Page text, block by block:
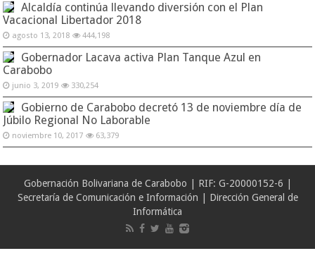
Alcaldía continúa llevando diversión con el Plan
Vacacional Libertador 2018
agosto 13, 2018 444,198
Gobernador Lacava activa Plan Tanque Azul en
Carabobo
junio 3, 2019 330,254
Gobierno de Carabobo decretó 13 de noviembre día de
Júbilo Regional No Laborable
noviembre 10, 2017 63,379
Gobernación Bolivariana de Carabobo | RIF: G-20000152-6 |
Secretaría de Comunicación e Información | Dirección General de
Informática